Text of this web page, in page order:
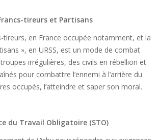
tireurs et Partisans
tireurs, en France occupée notamment, et la
», en URSS, est un mode de combat
irrégulières, des civils en rébellion et
pour combattre l’ennemi à l’arrière du
occupés, l’atteindre et saper son moral.
du Travail Obligatoire (STO)